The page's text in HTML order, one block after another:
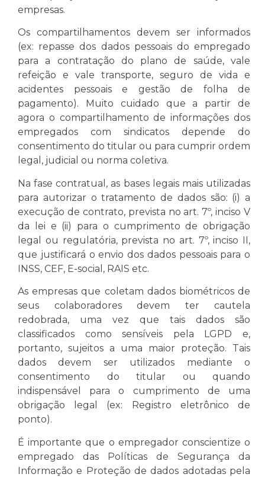
empresas.
Os compartilhamentos devem ser informados
(ex: repasse dos dados pessoais do empregado
para a contratação do plano de saúde, vale
refeição e vale transporte, seguro de vida e
acidentes pessoais e gestão de folha de
pagamento). Muito cuidado que a partir de
agora o compartilhamento de informações dos
empregados com sindicatos depende do
consentimento do titular ou para cumprir ordem
legal, judicial ou norma coletiva.
Na fase contratual, as bases legais mais utilizadas
para autorizar o tratamento de dados são: (i) a
execução de contrato, prevista no art. 7º, inciso V
da lei e (ii) para o cumprimento de obrigação
legal ou regulatória, prevista no art. 7º, inciso II,
que justificará o envio dos dados pessoais para o
INSS, CEF, E-social, RAIS etc.
As empresas que coletam dados biométricos de
seus colaboradores devem ter cautela
redobrada, uma vez que tais dados são
classificados como sensíveis pela LGPD e,
portanto, sujeitos a uma maior proteção. Tais
dados devem ser utilizados mediante o
consentimento do titular ou quando
indispensável para o cumprimento de uma
obrigação legal (ex: Registro eletrônico de
ponto).
É importante que o empregador conscientize o
empregado das Políticas de Segurança da
Informação e Proteção de dados adotadas pela